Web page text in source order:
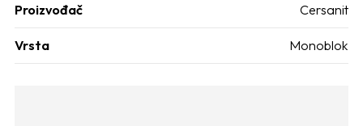
Proizvođač Cersanit
Vrsta Monoblok